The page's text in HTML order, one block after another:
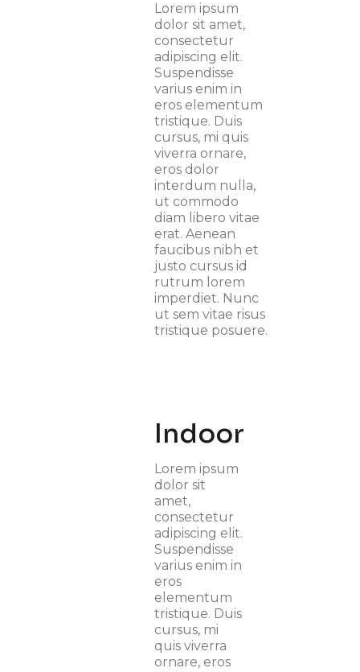
Lorem ipsum
dolor sit amet,
consectetur
adipiscing elit.
Suspendisse
varius enim in
eros elementum
tristique. Duis
cursus, mi quis
viverra ornare,
eros dolor
interdum nulla,
ut commodo
diam libero vitae
erat. Aenean
faucibus nibh et
justo cursus id
rutrum lorem
imperdiet. Nunc
ut sem vitae risus
tristique posuere.
Indoor
Lorem ipsum
dolor sit
amet,
consectetur
adipiscing elit.
Suspendisse
varius enim in
eros
elementum
tristique. Duis
cursus, mi
quis viverra
ornare, eros